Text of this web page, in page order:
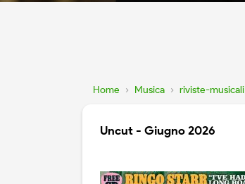
Home › Musica › riviste-musicali
Uncut - Giugno 2026